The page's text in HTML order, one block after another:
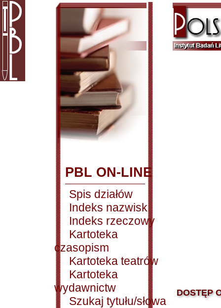
PBL ON-LINE
Spis działów
Indeks nazwisk
Indeks rzeczowy
Kartoteka
czasopism
Kartoteka teatrów
Kartoteka
wydawnictw
Szukaj tytułu/słowa
DOSTĘP